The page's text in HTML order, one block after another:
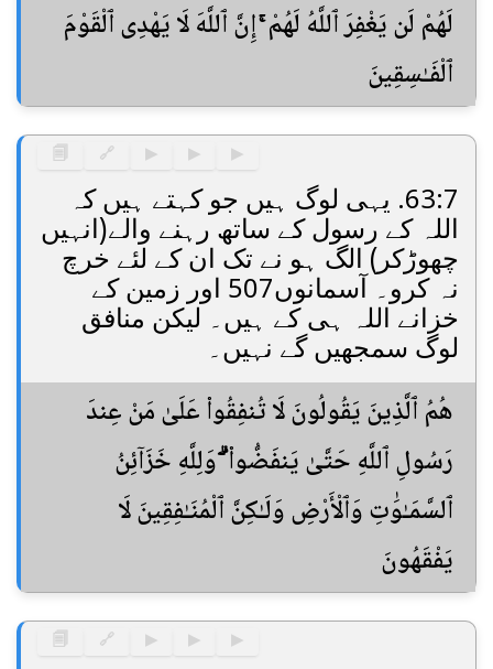
لَهُمْ لَن يَغْفِرَ ٱللَّهُ لَهُمْ ۚ إِنَّ ٱللَّهَ لَا يَهْدِى ٱلْقَوْمَ
ٱلْفَـٰسِقِينَ
▶
▶
▶
🔗
🗐
63:7. یہی لوگ ہیں جو کہتے ہیں کہ
اللہ کے رسول کے ساتھ رہنے والے(انہیں
چھوڑکر) الگ ہو نے تک ان کے لئے خرچ
نہ کرو۔ آسمانوں507 اور زمین کے
خزانے اللہ ہی کے ہیں۔ لیکن منافق
لوگ سمجھیں گے نہیں۔
هُمُ ٱلَّذِينَ يَقُولُونَ لَا تُنفِقُوا۟ عَلَىٰ مَنْ عِندَ
رَسُولِ ٱللَّهِ حَتَّىٰ يَنفَضُّوا۟ ۗ وَلِلَّهِ خَزَآئِنُ
ٱلسَّمَـٰوَٰتِ وَٱلْأَرْضِ وَلَـٰكِنَّ ٱلْمُنَـٰفِقِينَ لَا
يَفْقَهُونَ
▶
▶
▶
🔗
🗐